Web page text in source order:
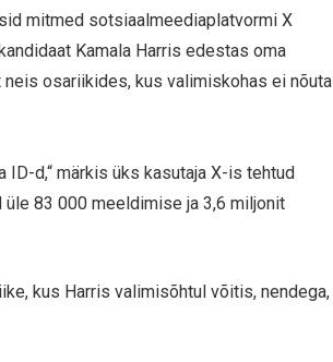
mitmed sotsiaalmeediaplatvormi X
Kamala Harris edestas oma
osariikides, kus valimiskohas ei nõuta
d,“ märkis üks kasutaja X-is tehtud
83 000 meeldimise ja 3,6 miljonit
kus Harris valimisõhtul võitis, nendega,